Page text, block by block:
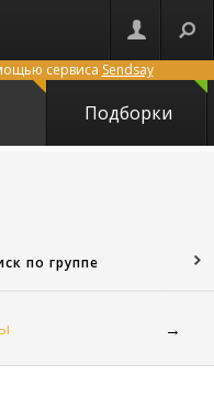
сервиса Sendsay
Подборки
по группе
→